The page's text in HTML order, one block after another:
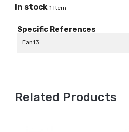
In stock 1 Item
Specific References
Ean13
Related Products